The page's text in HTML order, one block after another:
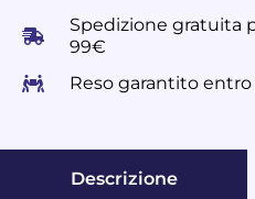
Spedizione gratuita
99€
Reso garantito entro
Descrizione